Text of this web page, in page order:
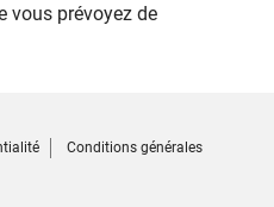
vous prévoyez de
Conditions générales